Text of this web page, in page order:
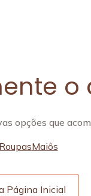
o
opções que
RoupasMaiôs
Página Inicial